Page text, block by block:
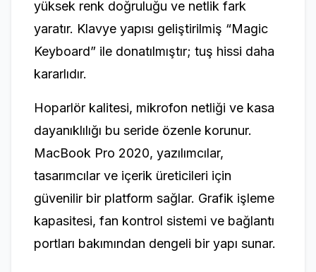
yüksek renk doğruluğu ve netlik fark
yaratır. Klavye yapısı geliştirilmiş “Magic
Keyboard” ile donatılmıştır; tuş hissi daha
kararlıdır.
Hoparlör kalitesi, mikrofon netliği ve kasa
dayanıklılığı bu seride özenle korunur.
MacBook Pro 2020, yazılımcılar,
tasarımcılar ve içerik üreticileri için
güvenilir bir platform sağlar. Grafik işleme
kapasitesi, fan kontrol sistemi ve bağlantı
portları bakımından dengeli bir yapı sunar.